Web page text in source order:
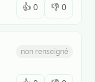
👍 0 👎 0
non renseigné